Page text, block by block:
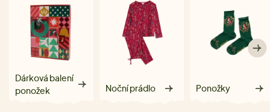
Dárková balení
ponožek
Noční prádlo Ponožky